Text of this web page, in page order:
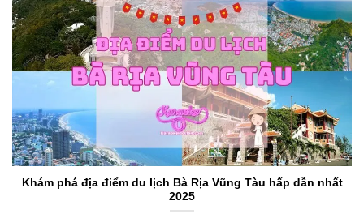
Khám phá địa điểm du lịch Bà Rịa Vũng Tàu hấp dẫn nhất
2025